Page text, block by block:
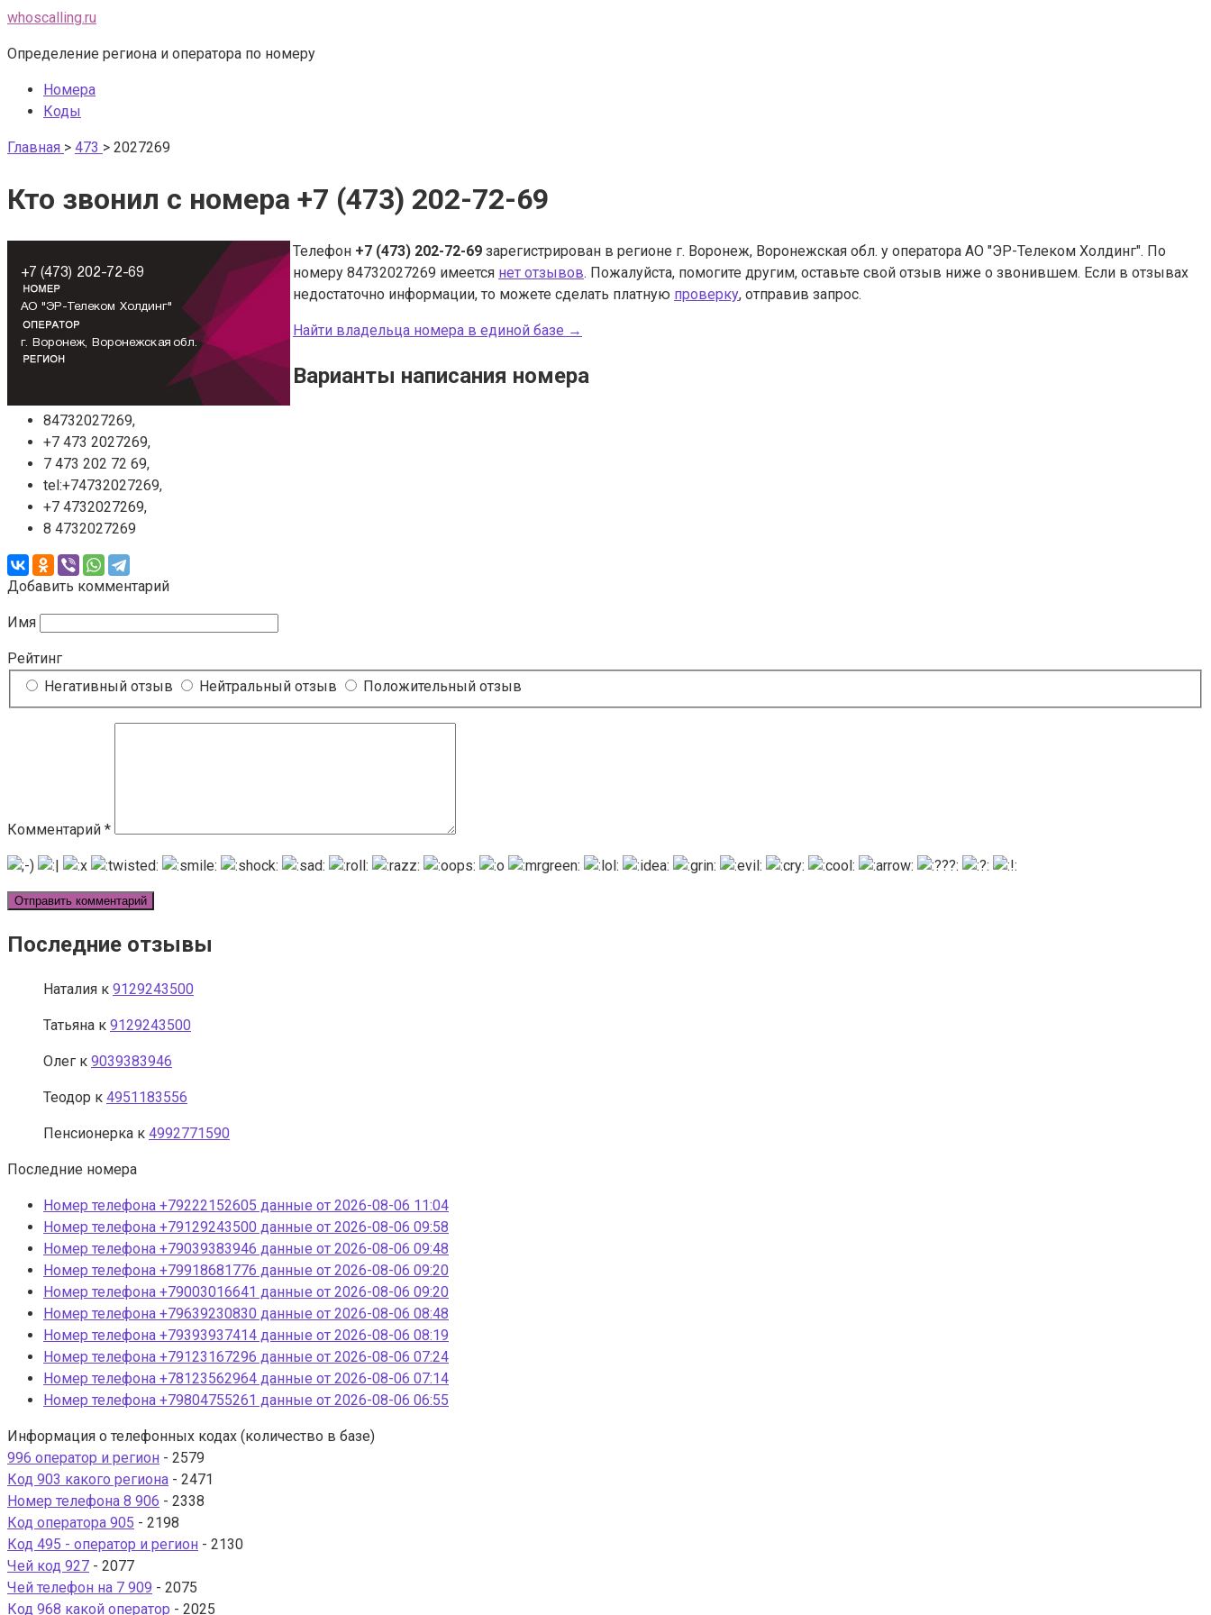
Перейти
контенту
whoscalling.ru
Определение региона и оператора по номеру
Номера
Коды
Главная > 473 > 2027269
Кто звонил с номера +7 (473) 202-72-69
Телефон +7 (473) 202-72-69 зарегистрирован в регионе г. Воронеж, Воронежская обл. у оператора АО "ЭР-Телеком Холдинг". По
номеру 84732027269 имеется нет отзывов. Пожалуйста, помогите другим, оставьте свой отзыв ниже о звонившем. Если в отзывах
недостаточно информации, то можете сделать платную проверку, отправив запрос.
Найти владельца номера в единой базе →
Варианты написания номера
84732027269,
+7 473 2027269,
7 473 202 72 69,
tel:+74732027269,
+7 4732027269,
8 4732027269
Добавить комментарий
Имя
Рейтинг
Негативный отзыв
Нейтральный отзыв Положительный отзыв
Комментарий *
Последние отзывы
Наталия к 9129243500
Татьяна к 9129243500
Олег к 9039383946
Теодор к 4951183556
Пенсионерка к 4992771590
Последние номера
Номер телефона +79222152605 данные от 2026-08-06 11:04
Номер телефона +79129243500 данные от 2026-08-06 09:58
Номер телефона +79039383946 данные от 2026-08-06 09:48
Номер телефона +79918681776 данные от 2026-08-06 09:20
Номер телефона +79003016641 данные от 2026-08-06 09:20
Номер телефона +79639230830 данные от 2026-08-06 08:48
Номер телефона +79393937414 данные от 2026-08-06 08:19
Номер телефона +79123167296 данные от 2026-08-06 07:24
Номер телефона +78123562964 данные от 2026-08-06 07:14
Номер телефона +79804755261 данные от 2026-08-06 06:55
Информация о телефонных кодах (количество в базе)
996 оператор и регион - 2579
Код 903 какого региона - 2471
Номер телефона 8 906 - 2338
Код оператора 905 - 2198
Код 495 - оператор и регион - 2130
Чей код 927 - 2077
Чей телефон на 7 909 - 2075
Код 968 какой оператор - 2025